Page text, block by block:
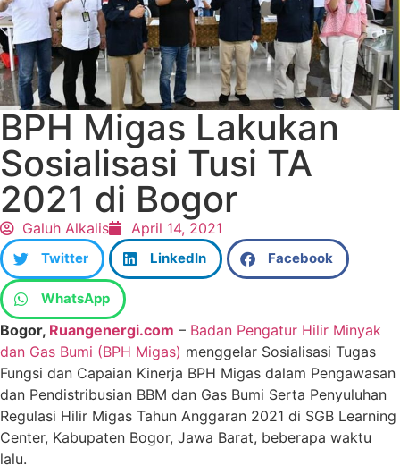
BPH Migas Lakukan
Sosialisasi Tusi TA
2021 di Bogor
Galuh Alkalis April 14, 2021
Twitter LinkedIn Facebook
WhatsApp
Bogor, Ruangenergi.com – Badan Pengatur Hilir Minyak
dan Gas Bumi (BPH Migas) menggelar Sosialisasi Tugas
Fungsi dan Capaian Kinerja BPH Migas dalam Pengawasan
dan Pendistribusian BBM dan Gas Bumi Serta Penyuluhan
Regulasi Hilir Migas Tahun Anggaran 2021 di SGB Learning
Center, Kabupaten Bogor, Jawa Barat, beberapa waktu
lalu.